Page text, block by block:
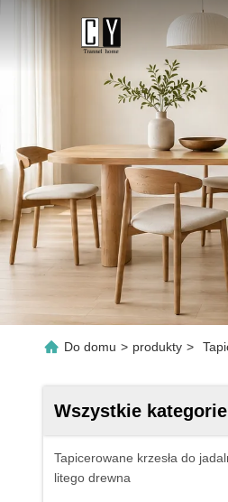
Do domu > produkty >
Wszystkie kategorie
Tapicerowane krzesła do
litego drewna